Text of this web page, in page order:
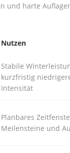
und harte
Nutzen
Stabile
kurzfristig
Intensität
Planbares
Meilensteine und